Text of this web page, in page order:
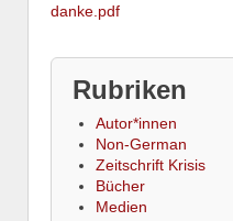
danke.pdf
Rubriken
Autor*innen
Non-German
Zeitschrift Krisis
Bücher
Medien